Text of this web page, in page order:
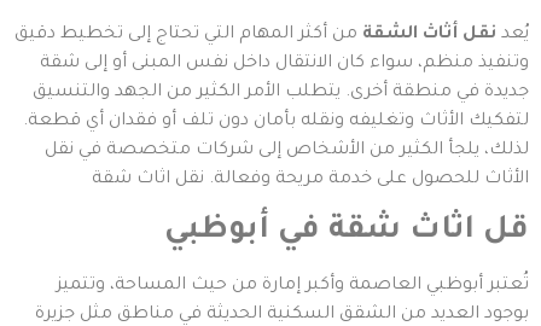
يُعد نقل أثاث الشقة من أكثر المهام التي تحتاج إلى تخطيط دقيق
وتنفيذ منظم، سواء كان الانتقال داخل نفس المبنى أو إلى شقة
جديدة في منطقة أخرى. يتطلب الأمر الكثير من الجهد والتنسيق
لتفكيك الأثاث وتغليفه ونقله بأمان دون تلف أو فقدان أي قطعة.
لذلك، يلجأ الكثير من الأشخاص إلى شركات متخصصة في نقل
الأثاث للحصول على خدمة مريحة وفعالة. نقل اثاث شقة
قل اثاث شقة في أبوظبي
تُعتبر أبوظبي العاصمة وأكبر إمارة من حيث المساحة، وتتميز
بوجود العديد من الشقق السكنية الحديثة في مناطق مثل جزيرة